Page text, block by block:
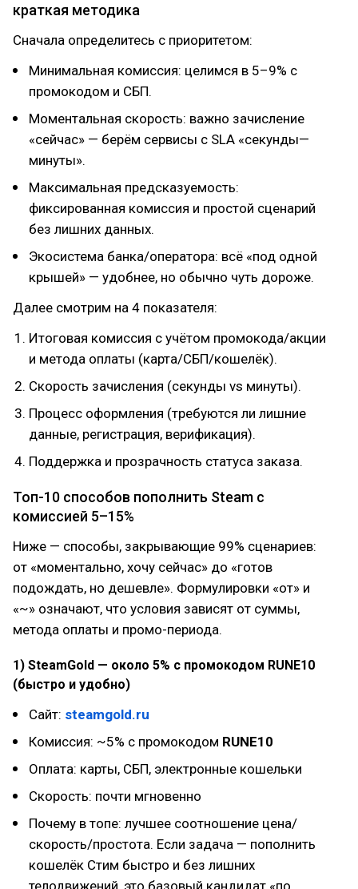
краткая методика
Сначала определитесь с приоритетом:
Минимальная комиссия: целимся в 5–9% с
промокодом и СБП.
Моментальная скорость: важно зачисление
«сейчас» — берём сервисы с SLA «секунды—
минуты».
Максимальная предсказуемость:
фиксированная комиссия и простой сценарий
без лишних данных.
Экосистема банка/оператора: всё «под одной
крышей» — удобнее, но обычно чуть дороже.
Далее смотрим на 4 показателя:
Итоговая комиссия с учётом промокода/акции
и метода оплаты (карта/СБП/кошелёк).
Скорость зачисления (секунды vs минуты).
Процесс оформления (требуются ли лишние
данные, регистрация, верификация).
Поддержка и прозрачность статуса заказа.
Топ-10 способов пополнить Steam с
комиссией 5–15%
Ниже — способы, закрывающие 99% сценариев:
от «моментально, хочу сейчас» до «готов
подождать, но дешевле». Формулировки «от» и
«~» означают, что условия зависят от суммы,
метода оплаты и промо-периода.
1) SteamGold — около 5% с промокодом RUNE10
(быстро и удобно)
Сайт: steamgold.ru
Комиссия: ~5% с промокодом RUNE10
Оплата: карты, СБП, электронные кошельки
Скорость: почти мгновенно
Почему в топе: лучшее соотношение цена/
скорость/простота. Если задача — пополнить
кошелёк Стим быстро и без лишних
телодвижений, это базовый кандидат «по